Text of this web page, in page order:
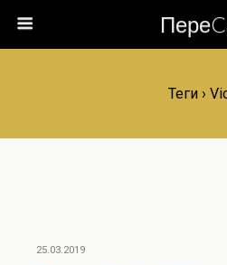
Теги ›
25.03.2019